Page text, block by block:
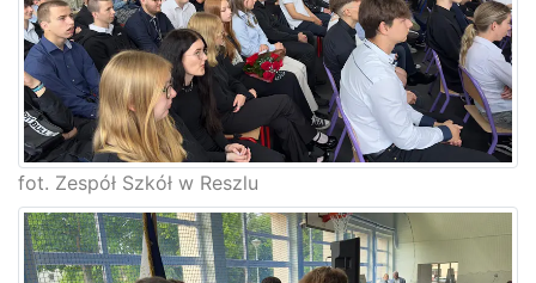
fot. Zespół Szkół w Reszlu